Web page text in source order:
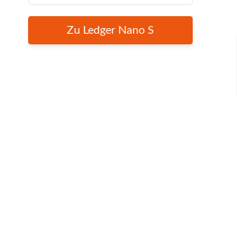
Zu Ledger Nano S